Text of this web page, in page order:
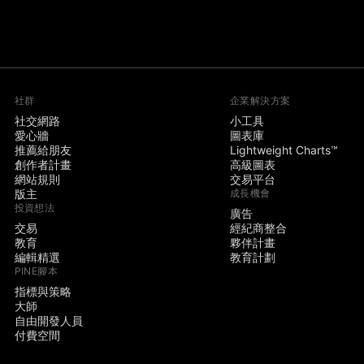
社群
社交網路
愛心牆
推薦給朋友
創作者計畫
網站規則
版主
投資想法
交易
教育
編輯精選
PINE腳本
指標與策略
大師
自由開發人員
付費空間
企業解決方案
小工具
圖表庫
Lightweight Charts™
高級圖表
交易平台
成長機會
廣告
經紀商整合
夥伴計畫
教育計劃